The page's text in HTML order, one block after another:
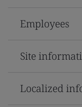
Employees
Site
Localized